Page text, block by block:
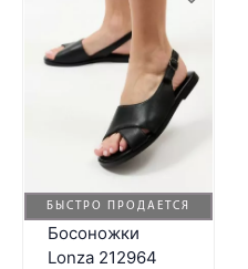
БЫСТРО ПРОДАЕТСЯ
Босоножки
Lonza 212964